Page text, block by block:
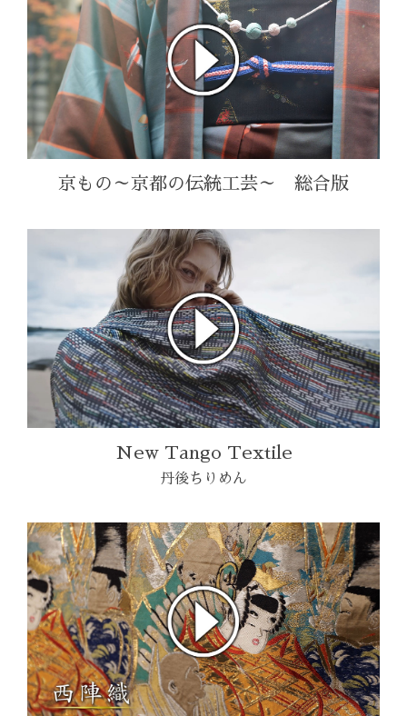
京もの～京都の伝統工芸～ 総合版
New Tango Textile
丹後ちりめん